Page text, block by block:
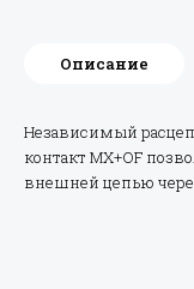
Описание
Независимый
контакт MX+OF
внешней цепью